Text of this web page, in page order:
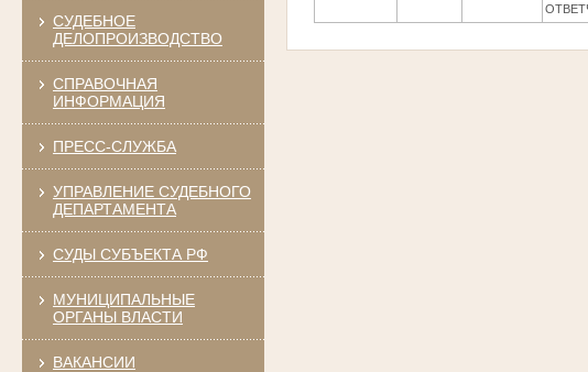
СУДЕБНОЕ
ДЕЛОПРОИЗВОДСТВО
СПРАВОЧНАЯ
ИНФОРМАЦИЯ
ПРЕСС-СЛУЖБА
УПРАВЛЕНИЕ СУДЕБНОГО
ДЕПАРТАМЕНТА
СУДЫ СУБЪЕКТА РФ
МУНИЦИПАЛЬНЫЕ
ОРГАНЫ ВЛАСТИ
ВАКАНСИИ